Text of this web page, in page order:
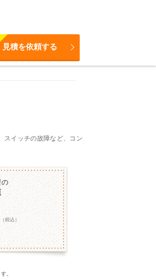
見積を依頼する
スイッチの故障など、コン
（税込）
。